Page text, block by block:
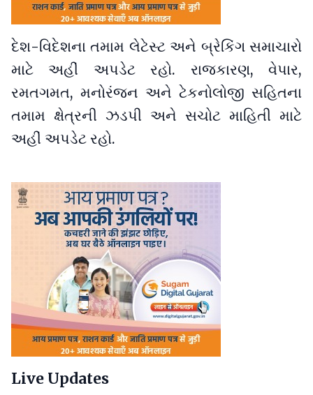
દેશ-વિદેશના તમામ લેટેસ્ટ અને બ્રેકિંગ સમાચારો
માટે અહીં અપડેટ રહો. રાજકારણ, વેપાર,
રમતગમત, મનોરંજન અને ટેકનોલોજી સહિતના
તમામ ક્ષેત્રની ઝડપી અને સચોટ માહિતી માટે
અહીં અપડેટ રહો.
Live Updates